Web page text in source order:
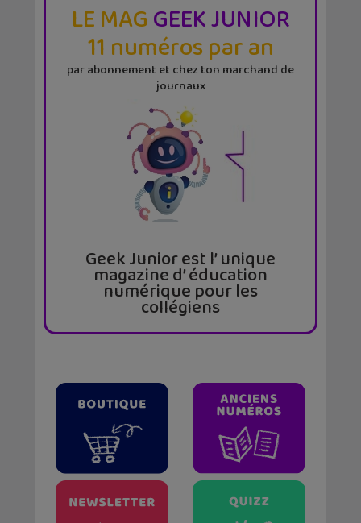
LE MAGGEEK JUNIOR
11 numéros par an
par abonnement et chez ton marchand de
journaux
Geek Junior est l’ unique
magazine d’ éducation
numérique pour les
collégiens